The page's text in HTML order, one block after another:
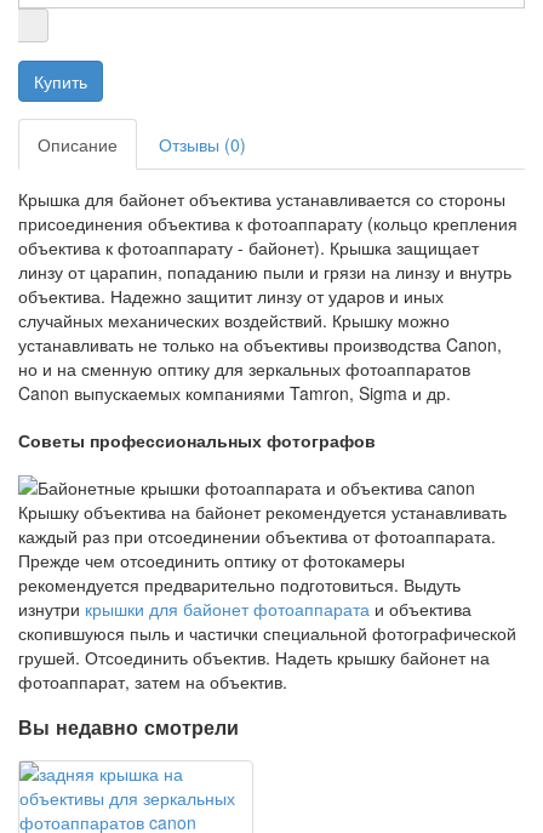
Описание Отзывы (0)
Крышка для байонет объектива устанавливается со стороны
присоединения объектива к фотоаппарату (кольцо крепления
объектива к фотоаппарату - байонет). Крышка защищает
линзу от царапин, попаданию пыли и грязи на линзу и внутрь
объектива. Надежно защитит линзу от ударов и иных
случайных механических воздействий. Крышку можно
устанавливать не только на объективы производства Canon,
но и на сменную оптику для зеркальных фотоаппаратов
Canon выпускаемых компаниями Tamron, Sigma и др.
Советы профессиональных фотографов
Крышку объектива на байонет рекомендуется устанавливать
каждый раз при отсоединении объектива от фотоаппарата.
Прежде чем отсоединить оптику от фотокамеры
рекомендуется предварительно подготовиться. Выдуть
изнутри крышки для байонет фотоаппарата и объектива
скопившуюся пыль и частички специальной фотографической
грушей. Отсоединить объектив. Надеть крышку байонет на
фотоаппарат, затем на объектив.
Вы недавно смотрели